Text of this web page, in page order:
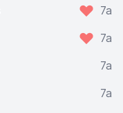
7a
7a
7a
7a